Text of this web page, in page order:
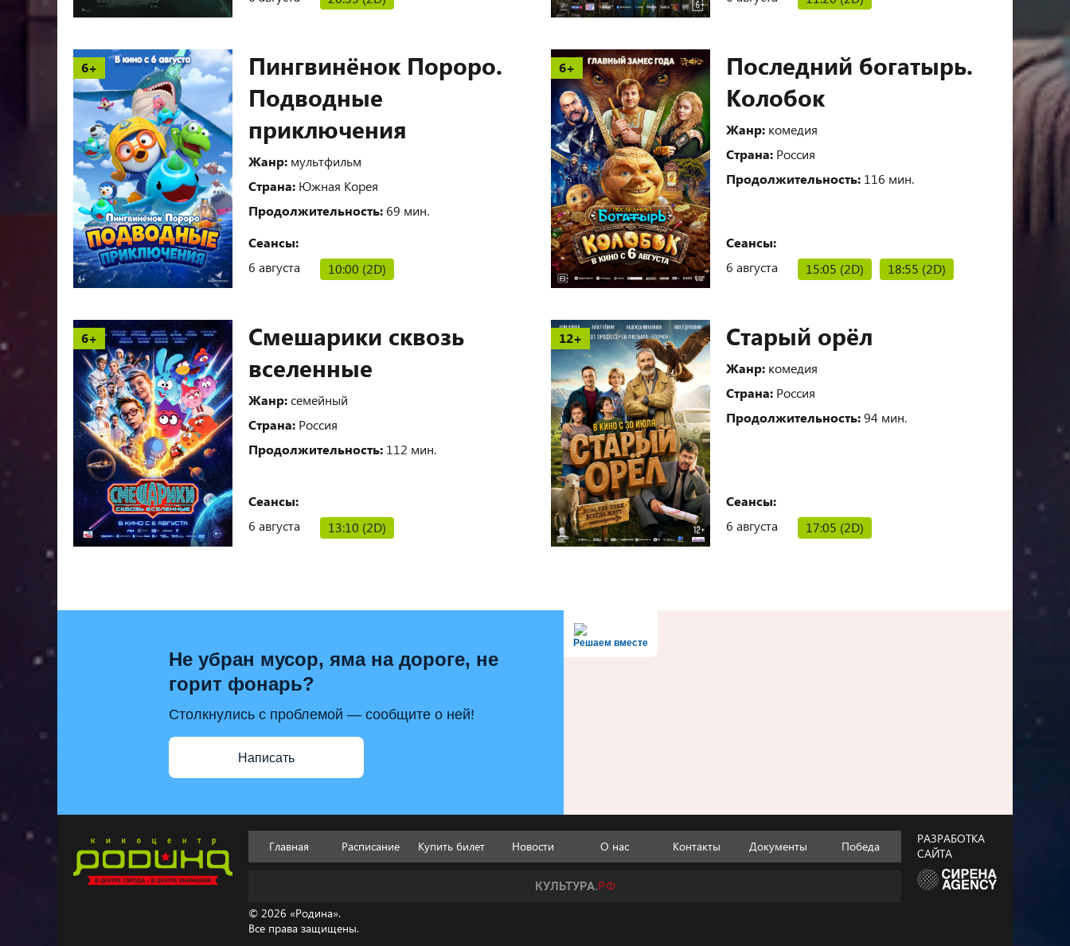
6+
Пингвинёнок Пороро.
Подводные
приключения
Жанр: мультфильм
Страна: Южная Корея
Продолжительность:69 мин.
Сеансы:
6 августа
10:00 (2D)
6+
Последний богатырь.
Колобок
Жанр: комедия
Страна: Россия
Продолжительность: 116 мин.
Сеансы:
6 августа
15:05 (2D) 18:55 (2D)
6+
Смешарики сквозь
вселенные
Жанр:семейный
Страна: Россия
Продолжительность: 112 мин.
Сеансы:
6 августа
13:10 (2D)
12+ Старый орёл
Жанр: комедия
Страна: Россия
Продолжительность:94 мин.
Сеансы:
6 августа
17:05 (2D)
Решаем вместе
Не убран мусор, яма на дороге, не
горит фонарь?
Столкнулись с проблемой — сообщите о ней!
Написать
РАЗРАБОТКА
САЙТА
Главная Расписание Купить билет Новости О нас Контакты Документы Победа
© 2026 «Родина».
Все права защищены.